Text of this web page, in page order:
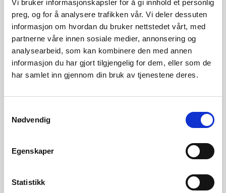
Vi bruker informasjonskapsler for å gi innhold et personlig
preg, og for å analysere trafikken vår. Vi deler dessuten
informasjon om hvordan du bruker nettstedet vårt, med
partnerne våre innen sosiale medier, annonsering og
analysearbeid, som kan kombinere den med annen
informasjon du har gjort tilgjengelig for dem, eller som de
har samlet inn gjennom din bruk av tjenestene deres.
Nødvendig
Egenskaper
Statistikk
24.juni. NVE ber nå Statnett om å sende sin utredning innen
1. oktober 2022. Utredningen skal si noe om behov for
fremtidige SAKS-tiltak og hvilke SAKS-tiltak som kan være
aktuelle fremover.
NVEs brev til Statnett kan lastes ned her (PDF)
Kontakt
Tlf: 48997669